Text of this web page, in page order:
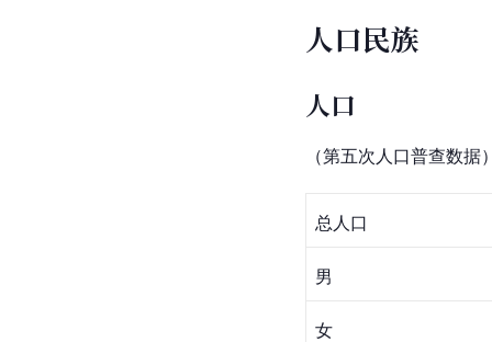
人口民族
人口
（第五次人口普查数据
总人口
男
女